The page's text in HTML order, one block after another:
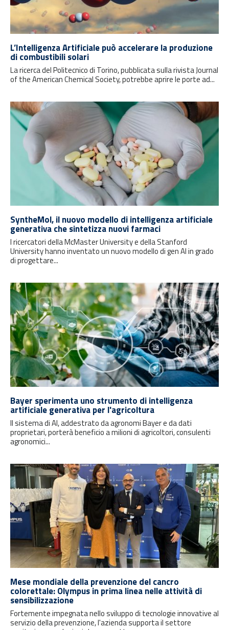
L’Intelligenza Artificiale può accelerare la produzione
di combustibili solari
La ricerca del Politecnico di Torino, pubblicata sulla rivista Journal
of the American Chemical Society, potrebbe aprire le porte ad...
SyntheMol, il nuovo modello di intelligenza artificiale
generativa che sintetizza nuovi farmaci
I ricercatori della McMaster University e della Stanford
University hanno inventato un nuovo modello di gen AI in grado
di progettare...
Bayer sperimenta uno strumento di intelligenza
artificiale generativa per l'agricoltura
Il sistema di AI, addestrato da agronomi Bayer e da dati
proprietari, porterà beneficio a milioni di agricoltori, consulenti
agronomici...
Mese mondiale della prevenzione del cancro
colorettale: Olympus in prima linea nelle attività di
sensibilizzazione
Fortemente impegnata nello sviluppo di tecnologie innovative al
servizio della prevenzione, l'azienda supporta il settore